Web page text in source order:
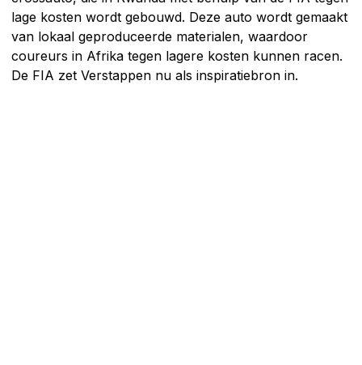
lage kosten wordt gebouwd. Deze auto wordt gemaakt
van lokaal geproduceerde materialen, waardoor
coureurs in Afrika tegen lagere kosten kunnen racen.
De FIA zet Verstappen nu als inspiratiebron in.